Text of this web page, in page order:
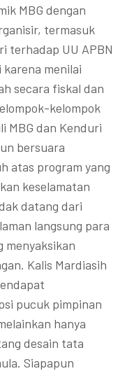
MBG dengan
termasuk
terhadap UU APBN
menilai
secara fiskal dan
kelompok
MBG dan Kenduri
bersuara
atas program yang
keselamatan
datang dari
langsung para
menyaksikan
Kalis Mardiasih
pucuk pimpinan
hanya
desain tata
Siapapun